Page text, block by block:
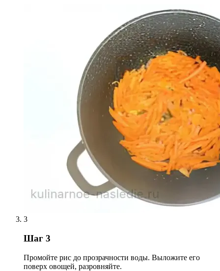
3
Шаг 3
Промойте рис до прозрачности воды. Выложите его
поверх овощей, разровняйте.